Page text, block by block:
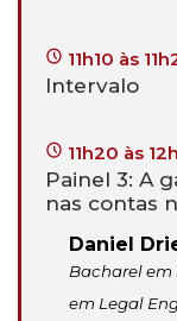
11h10 às
Intervalo
11h20 às
Painel 3: A
nas contas
Daniel
Bacharel em
em Legal